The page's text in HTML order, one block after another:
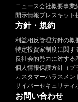
ニュース会社概要事業
開示情報プレスキット
方針・規約
利益相反管理方針の概
特定投資家制度に関す
反社会的勢力に対する
個人情報保護方針（プ
カスタマーハラスメ
サイバーセキュリティ
お問い合わせ